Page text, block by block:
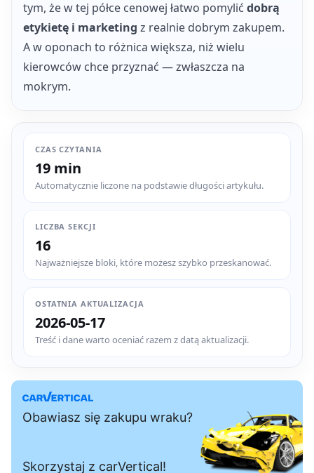
tym, że w tej półce cenowej łatwo pomylić dobrą
etykietę i marketing z realnie dobrym zakupem.
A w oponach to różnica większa, niż wielu
kierowców chce przyznać — zwłaszcza na
mokrym.
CZAS CZYTANIA
19 min
Automatycznie liczone na podstawie długości artykułu.
LICZBA SEKCJI
16
Najważniejsze bloki, które możesz szybko przeskanować.
OSTATNIA AKTUALIZACJA
2026-05-17
Treść i dane warto oceniać razem z datą aktualizacji.